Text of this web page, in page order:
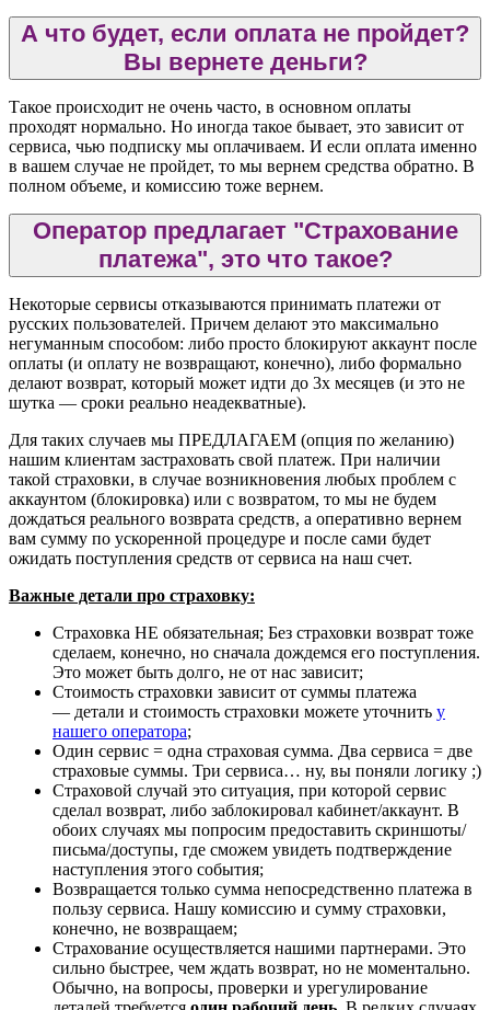
А что будет, если оплата не пройдет?
Вы вернете деньги?
Такое происходит не очень часто, в основном оплаты
проходят нормально. Но иногда такое бывает, это зависит от
сервиса, чью подписку мы оплачиваем. И если оплата именно
в вашем случае не пройдет, то мы вернем средства обратно. В
полном объеме, и комиссию тоже вернем.
Оператор предлагает "Страхование
платежа", это что такое?
Некоторые сервисы отказываются принимать платежи от
русских пользователей. Причем делают это максимально
негуманным способом: либо просто блокируют аккаунт после
оплаты (и оплату не возвращают, конечно), либо формально
делают возврат, который может идти до 3х месяцев (и это не
шутка — сроки реально неадекватные).
Для таких случаев мы ПРЕДЛАГАЕМ (опция по желанию)
нашим клиентам застраховать свой платеж. При наличии
такой страховки, в случае возникновения любых проблем с
аккаунтом (блокировка) или с возвратом, то мы не будем
дождаться реального возврата средств, а оперативно вернем
вам сумму по ускоренной процедуре и после сами будет
ожидать поступления средств от сервиса на наш счет.
Важные детали про страховку:
Страховка НЕ обязательная; Без страховки возврат тоже
сделаем, конечно, но сначала дождемся его поступления.
Это может быть долго, не от нас зависит;
Стоимость страховки зависит от суммы платежа
— детали и стоимость страховки можете уточнить у
нашего оператора;
Один сервис = одна страховая сумма. Два сервиса = две
страховые суммы. Три сервиса… ну, вы поняли логику ;)
Страховой случай это ситуация, при которой сервис
сделал возврат, либо заблокировал кабинет/аккаунт. В
обоих случаях мы попросим предоставить скриншоты/
письма/доступы, где сможем увидеть подтверждение
наступления этого события;
Возвращается только сумма непосредственно платежа в
пользу сервиса. Нашу комиссию и сумму страховки,
конечно, не возвращаем;
Страхование осуществляется нашими партнерами. Это
сильно быстрее, чем ждать возврат, но не моментально.
Обычно, на вопросы, проверки и урегулирование